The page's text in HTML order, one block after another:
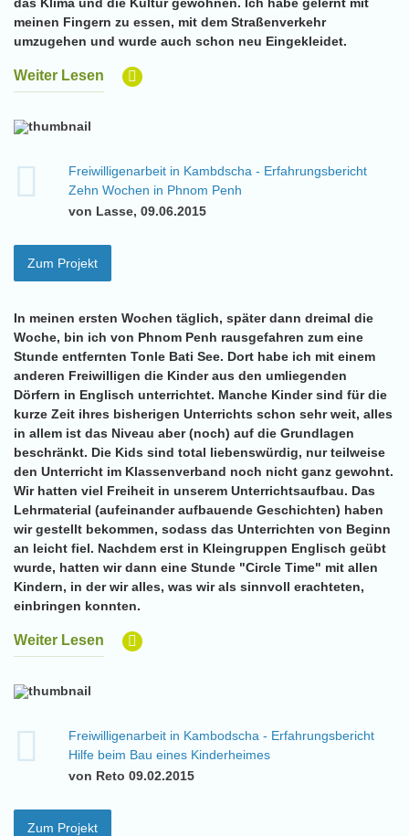
meinen Fingern zu essen, mit dem Straßenverkehr
umzugehen und wurde auch schon neu Eingekleidet.
Weiter Lesen
Freiwilligenarbeit in Kambdscha - Erfahrungsbericht
Zehn Wochen in Phnom Penh
von Lasse, 09.06.2015
Zum Projekt
In meinen ersten Wochen täglich, später dann dreimal die
Woche, bin ich von Phnom Penh rausgefahren zum eine
Stunde entfernten Tonle Bati See. Dort habe ich mit einem
anderen Freiwilligen die Kinder aus den umliegenden
Dörfern in Englisch unterrichtet. Manche Kinder sind für die
kurze Zeit ihres bisherigen Unterrichts schon sehr weit, alles
in allem ist das Niveau aber (noch) auf die Grundlagen
beschränkt. Die Kids sind total liebenswürdig, nur teilweise
den Unterricht im Klassenverband noch nicht ganz gewohnt.
Wir hatten viel Freiheit in unserem Unterrichtsaufbau. Das
Lehrmaterial (aufeinander aufbauende Geschichten) haben
wir gestellt bekommen, sodass das Unterrichten von Beginn
an leicht fiel. Nachdem erst in Kleingruppen Englisch geübt
wurde, hatten wir dann eine Stunde "Circle Time" mit allen
Kindern, in der wir alles, was wir als sinnvoll erachteten,
einbringen konnten.
Weiter Lesen
Freiwilligenarbeit in Kambodscha - Erfahrungsbericht
Hilfe beim Bau eines Kinderheimes
von Reto 09.02.2015
Zum Projekt